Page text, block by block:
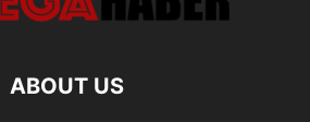
ABOUT US